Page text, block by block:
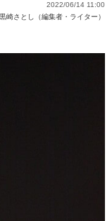
2022/06/14 11:00
黒崎さとし（編集者・ライター）